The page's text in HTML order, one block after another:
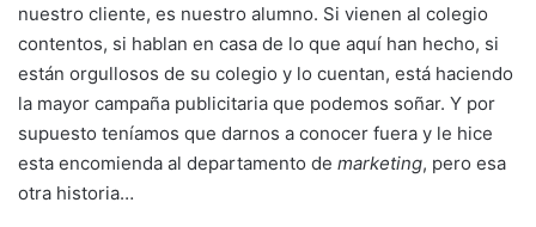
nuestro cliente, es nuestro alumno. Si vienen al colegio
contentos, si hablan en casa de lo que aquí han hecho, si
están orgullosos de su colegio y lo cuentan, está haciendo
la mayor campaña publicitaria que podemos soñar. Y por
supuesto teníamos que darnos a conocer fuera y le hice
esta encomienda al departamento de marketing, pero esa
otra historia…